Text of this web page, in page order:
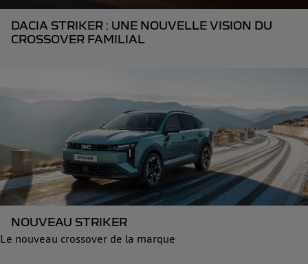
DACIA STRIKER : UNE NOUVELLE VISION DU
CROSSOVER FAMILIAL
NOUVEAU STRIKER
Le nouveau crossover de la marque